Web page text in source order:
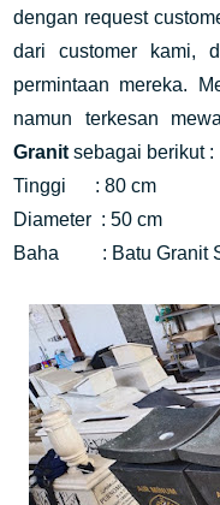
dengan request
dari customer kami,
permintaan mereka.
namun terkesan
Granit sebagai berikut :
Tinggi : 80 cm
Diameter : 50 cm
Baha : Batu Granit